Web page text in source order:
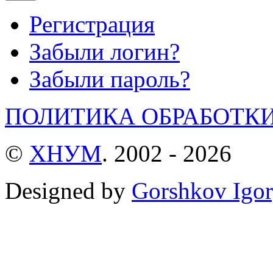
Регистрация
Забыли логин?
Забыли пароль?
ПОЛИТИКА
© ХНУМ. 2002 - 2026
Designed by Gorshkov Igor